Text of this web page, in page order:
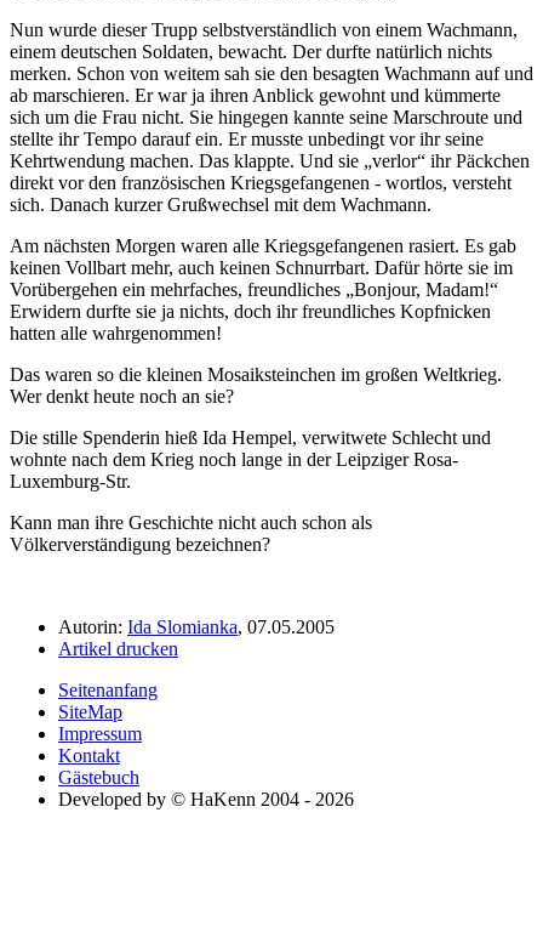
Nun wurde dieser Trupp selbstverständlich von einem Wachmann,
einem deutschen Soldaten, bewacht. Der durfte natürlich nichts
merken. Schon von weitem sah sie den besagten Wachmann auf und
ab marschieren. Er war ja ihren Anblick gewohnt und kümmerte
sich um die Frau nicht. Sie hingegen kannte seine Marschroute und
stellte ihr Tempo darauf ein. Er musste unbedingt vor ihr seine
Kehrtwendung machen. Das klappte. Und sie
verlor
ihr Päckchen
direkt vor den französischen Kriegsgefangenen - wortlos, versteht
sich. Danach kurzer Grußwechsel mit dem Wachmann.
Am nächsten Morgen waren alle Kriegsgefangenen rasiert. Es gab
keinen Vollbart mehr, auch keinen Schnurrbart. Dafür hörte sie im
Vorübergehen ein mehrfaches, freundliches
Bonjour, Madam!
Erwidern durfte sie ja nichts, doch ihr freundliches Kopfnicken
hatten alle wahrgenommen!
Das waren so die kleinen Mosaiksteinchen im großen Weltkrieg.
Wer denkt heute noch an sie?
Die stille Spenderin hieß Ida Hempel, verwitwete Schlecht und
wohnte nach dem Krieg noch lange in der Leipziger Rosa-
Luxemburg-Str.
Kann man ihre Geschichte nicht auch schon als
Völkerverständigung bezeichnen?
Autorin: Ida Slomianka, 07.05.2005
Artikel drucken
Seitenanfang
SiteMap
Impressum
Kontakt
Gästebuch
Developed by © HaKenn 2004 - 2026